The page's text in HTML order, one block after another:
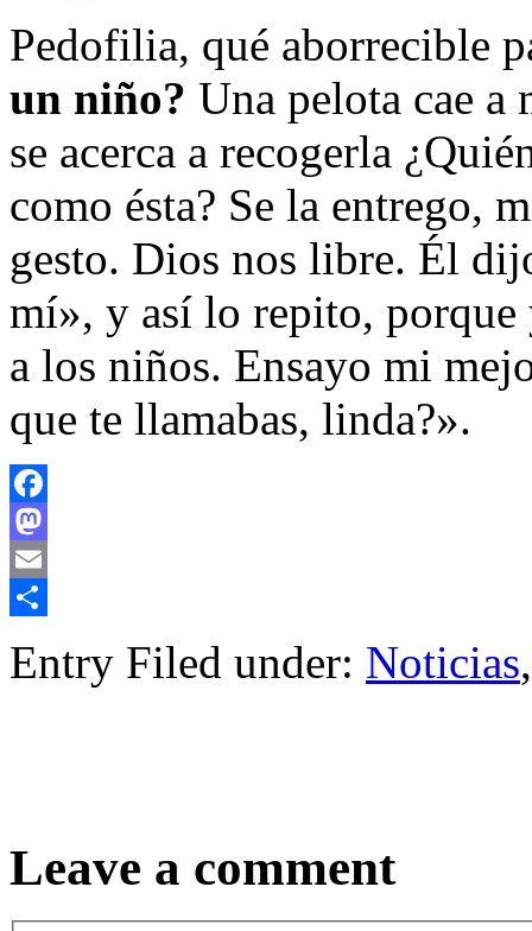
Pedofilia, qué aborrecible
un niño? Una pelota cae a
se acerca a recogerla
como ésta? Se la entrego,
gesto. Dios nos libre. Él
mí», y así lo repito,
a los niños. Ensayo mi
que te llamabas, linda?».
Facebook
Mastodon
Email
Entry Filed under: Noticias,
Leave a comment